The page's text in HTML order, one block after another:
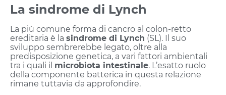
La sindrome di Lynch
La più comune forma di cancro al colon-retto
ereditaria è la sindrome di Lynch (SL). Il suo
sviluppo sembrerebbe legato, oltre alla
predisposizione genetica, a vari fattori ambientali
tra i quali il microbiota intestinale. L’esatto ruolo
della componente batterica in questa relazione
rimane tuttavia da approfondire.